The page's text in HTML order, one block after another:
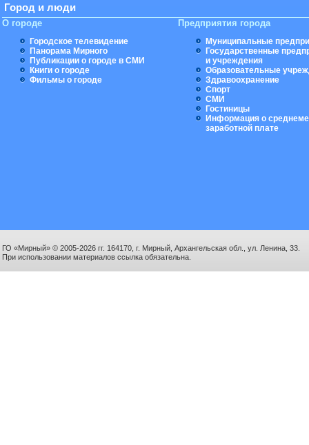
Город и люди
О городе
Городское телевидение
Панорама Мирного
Публикации о городе в СМИ
Книги о городе
Фильмы о городе
Предприятия города
Муниципальные
Государственные
и учреждения
Образовательные
Здравоохранение
Спорт
СМИ
Гостиницы
Информация о
заработной плате
ГО «Мирный» © 2005-2026 гг. 164170, г. Мирный, Архангельская обл., ул. Ленина, 33.
При использовании материалов ссылка обязательна.